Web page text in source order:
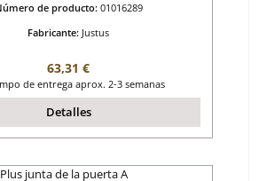
de producto: 01016289
Fabricante: Justus
Precio normal:
63,31 €
de entrega aprox. 2-3 semanas
Detalles